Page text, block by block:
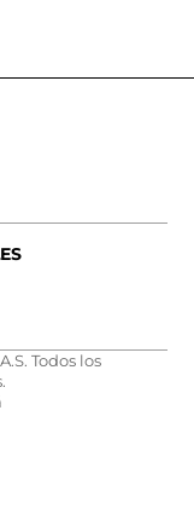
Todos los